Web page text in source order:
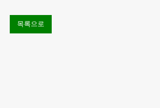
목록으로